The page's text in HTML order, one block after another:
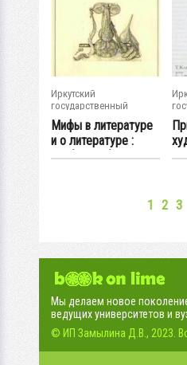
Иркутский
государственный
университет
Мифы в литературе
и о литературе :
учеб. пособие
1 2 3
Мы делаем новое
ведущих университетов и
© ИП Замылина Д.В., 2023.